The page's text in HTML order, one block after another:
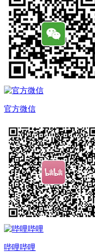
官方微信
哔哩哔哩